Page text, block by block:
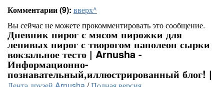
Комментарии (9): вверх^
Вы сейчас не можете прокомментировать это сообщение.
Дневник пирог с мясом пирожки для
ленивых пирог с творогом наполеон сырки
вокзальное тесто | Arnusha -
Информационно-
познавательный,иллюстрированный блог! |